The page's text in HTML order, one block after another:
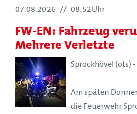
07.08.2026 // 08:52Uhr
FW-EN: Fahrzeug
Mehrere Verletzte
Sprockhövel (ots) -
Am späten
die Feuerwehr